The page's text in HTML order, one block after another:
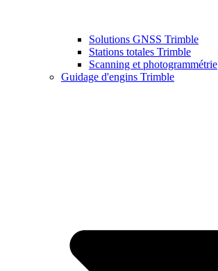
Solutions GNSS Trimble
Stations totales Trimble
Scanning et photogrammétrie
Guidage d'engins Trimble